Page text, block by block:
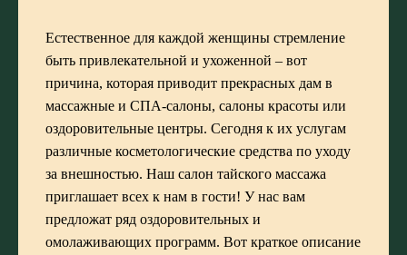
Естественное для каждой женщины стремление
быть привлекательной и ухоженной – вот
причина, которая приводит прекрасных дам в
массажные и СПА-салоны, салоны красоты или
оздоровительные центры. Сегодня к их услугам
различные косметологические средства по уходу
за внешностью. Наш салон тайского массажа
приглашает всех к нам в гости! У нас вам
предложат ряд оздоровительных и
омолаживающих программ. Вот краткое описание